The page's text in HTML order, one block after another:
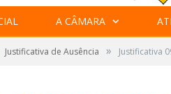
A CÂMARA
Justificativa de Ausência » Justificativa